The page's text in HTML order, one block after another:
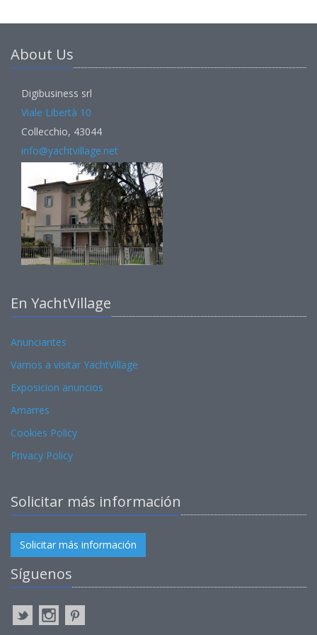
About Us
Digibusiness srl
Viale Libertà 10
Collecchio, 43044
info@yachtvillage.net
En YachtVillage
Anunciantes
Vamos a visitar YachtVillage
Exposicion anuncios
Amarres
Cookies Policy
Privacy Policy
Solicitar más información
Solicitar más información
Síguenos